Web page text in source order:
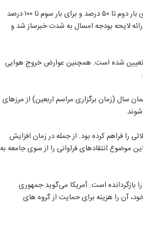
در حال حاضر عوارض خروج از کشور برای هر نفر ۲۲۰ هزار تومان است که این رقم برای بار دوم تا ۵۰ درصد و برای بار سوم تا ۱۰۰ درصد
سه برابری نرخ عوارض خروج از کشور در سال ۹۸ در زمان ارائه لایحه بودجه امسال به شدت خبرساز شد و
کشور اما برای سفر به حج تمتع و عمره ۱۳۲ هزار تومان تعیین شده است. همچنین عوارض خروج هوایی
که از تاریخ ۱۴ شهریور ۹۹ تا دوم آبان‌ماه همان سال (زمان برگزاری مراسم اربعین) از مرزهای
را فراهم کرده بود. از جمله در زمان افزایش
این موضوع انتقادهای فراوانی را از سوی جامعه به
بازگردانده است. آمریکا می‌گوید جمهوری
آن را هزینه برای حمایت از گروه های